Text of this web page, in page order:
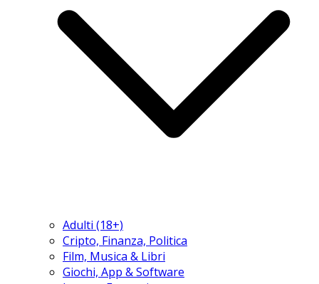
Adulti (18+)
Cripto, Finanza, Politica
Film, Musica & Libri
Giochi, App & Software